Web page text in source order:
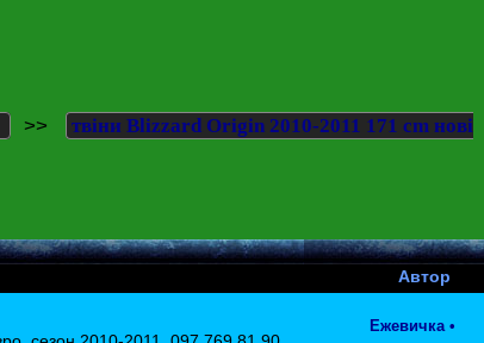
>>
твіни Blizzard Origin 2010-2011 171 cm нові
Автор
Ежевичка •